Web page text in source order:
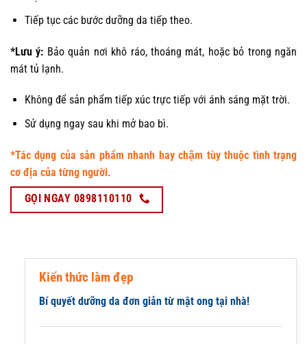
Tiếp tục các bước dưỡng da tiếp theo.
*Lưu ý: Bảo quản nơi khô ráo, thoáng mát, hoặc bỏ trong ngăn
mát tủ lạnh.
Không để sản phẩm tiếp xúc trực tiếp với ánh sáng mặt trời.
Sử dụng ngay sau khi mở bao bì.
*Tác dụng của sản phẩm nhanh hay chậm tùy thuộc tình trạng
cơ địa của từng người.
GỌI NGAY 0898110110
Kiến thức làm đẹp
Bí quyết dưỡng da đơn giản từ mật ong tại nhà!